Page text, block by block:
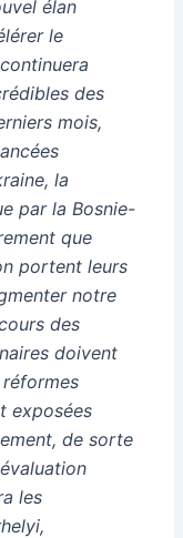
élan
le
des
mois,
la
par la Bosnie-
que
portent leurs
notre
des
doivent
exposées
de sorte
les